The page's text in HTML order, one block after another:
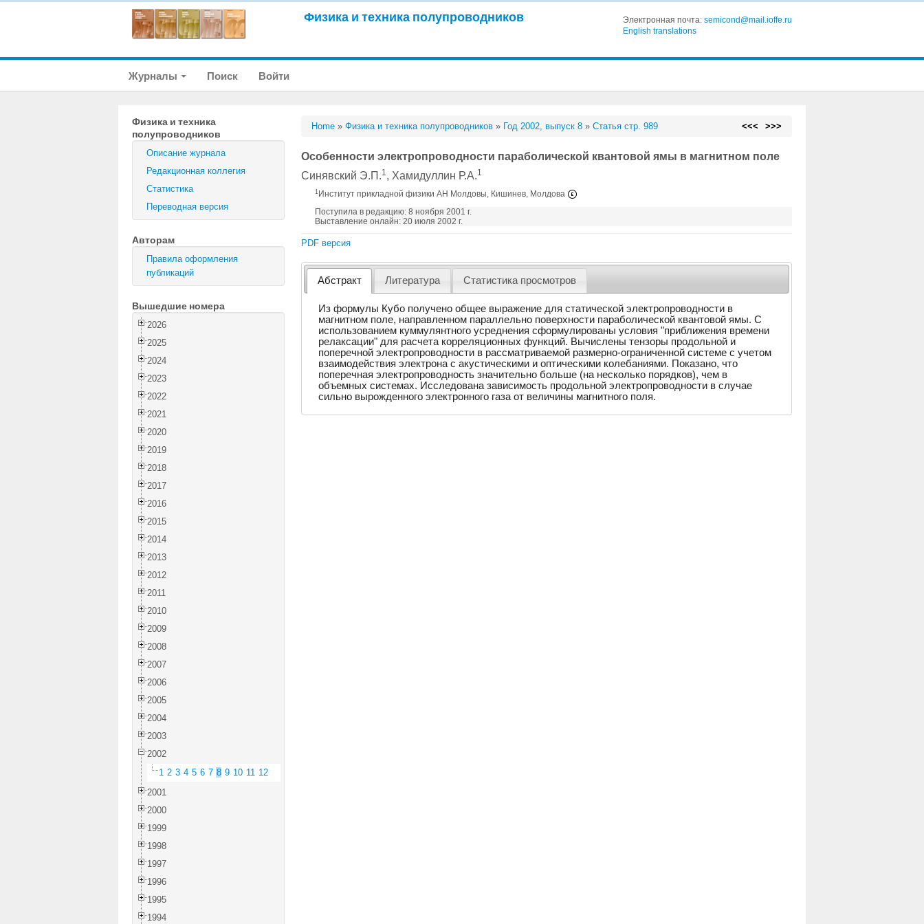
Физика и техника полупроводников Электронная почта: semicond@mail.ioffe.ru
English translations
Журналы Поиск Войти
Физика и техника
полупроводников
Описание журнала
Редакционная коллегия
Статистика
Переводная версия
Авторам
Правила оформления
публикаций
Вышедшие номера
2026
2025
2024
2023
2022
2021
2020
2019
2018
2017
2016
2015
2014
2013
2012
2011
2010
2009
2008
2007
2006
2005
2004
2003
2002
1 2 3 4 5 6 7 8 9 10 11 12
2001
2000
1999
1998
1997
1996
1995
1994
Home »Физика и техника полупроводников » Год 2002, выпуск 8 »Статья стр. 989 <<< >>>
Особенности электропроводности параболической квантовой ямы в магнитном поле
Синявский Э.П.1, Хамидуллин Р.А.1
1 Институт прикладной физики АН Молдовы, Кишинев, Молдова
Поступила в редакцию: 8 ноября 2001 г.
Выставление онлайн: 20 июля 2002 г.
PDF версия
Абстракт Литература Статистика просмотров
Из формулы Кубо получено общее выражение для статической электропроводности в
магнитном поле, направленном параллельно поверхности параболической квантовой ямы. С
использованием куммулянтного усреднения сформулированы условия "приближения времени
релаксации" для расчета корреляционных функций. Вычислены тензоры продольной и
поперечной электропроводности в рассматриваемой размерно-ограниченной системе с учетом
взаимодействия электрона с акустическими и оптическими колебаниями. Показано, что
поперечная электропроводность значительно больше (на несколько порядков), чем в
объемных системах. Исследована зависимость продольной электропроводности в случае
сильно вырожденного электронного газа от величины магнитного поля.